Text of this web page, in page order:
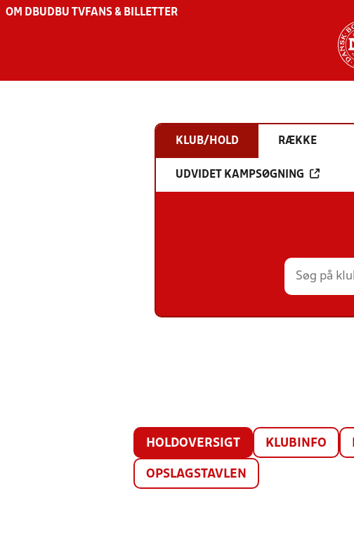
OM DBU DBU TV FANS & BILLETTER
KLUB/HOLD RÆKKE
UDVIDET KAMPSØGNING
HOLDOVERSIGT KLUBINFO
OPSLAGSTAVLEN